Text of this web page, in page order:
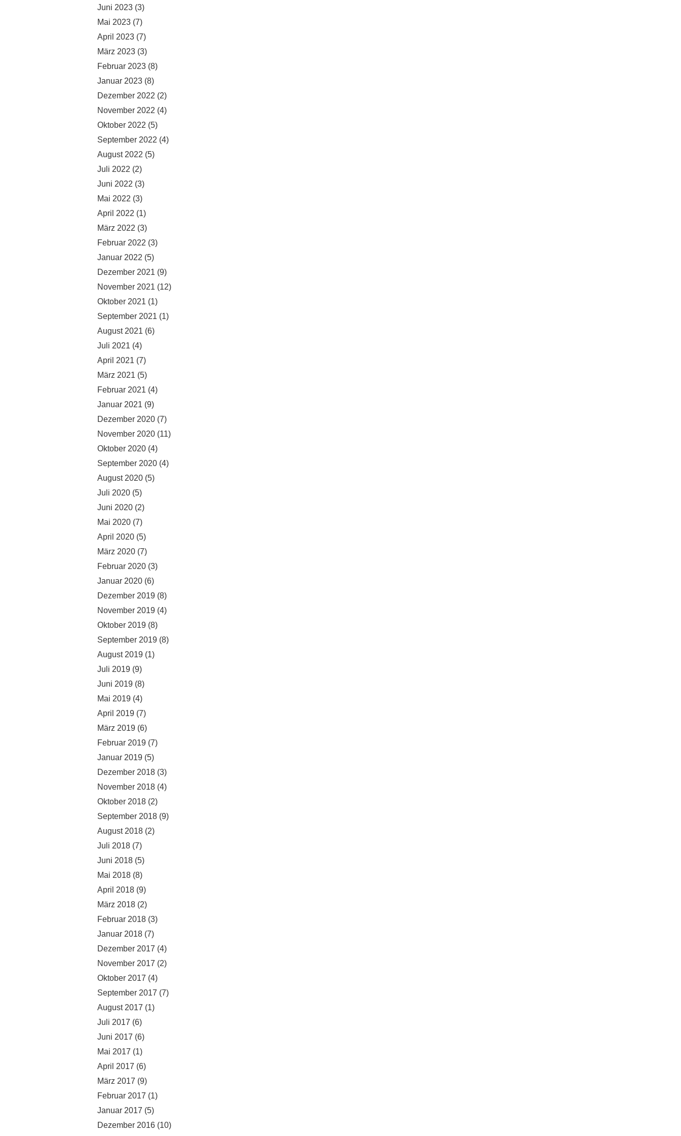
Juni 2023 (3)
Mai 2023 (7)
April 2023 (7)
März 2023 (3)
Februar 2023 (8)
Januar 2023 (8)
Dezember 2022 (2)
November 2022 (4)
Oktober 2022 (5)
September 2022 (4)
August 2022 (5)
Juli 2022 (2)
Juni 2022 (3)
Mai 2022 (3)
April 2022 (1)
März 2022 (3)
Februar 2022 (3)
Januar 2022 (5)
Dezember 2021 (9)
November 2021 (12)
Oktober 2021 (1)
September 2021 (1)
August 2021 (6)
Juli 2021 (4)
April 2021 (7)
März 2021 (5)
Februar 2021 (4)
Januar 2021 (9)
Dezember 2020 (7)
November 2020 (11)
Oktober 2020 (4)
September 2020 (4)
August 2020 (5)
Juli 2020 (5)
Juni 2020 (2)
Mai 2020 (7)
April 2020 (5)
März 2020 (7)
Februar 2020 (3)
Januar 2020 (6)
Dezember 2019 (8)
November 2019 (4)
Oktober 2019 (8)
September 2019 (8)
August 2019 (1)
Juli 2019 (9)
Juni 2019 (8)
Mai 2019 (4)
April 2019 (7)
März 2019 (6)
Februar 2019 (7)
Januar 2019 (5)
Dezember 2018 (3)
November 2018 (4)
Oktober 2018 (2)
September 2018 (9)
August 2018 (2)
Juli 2018 (7)
Juni 2018 (5)
Mai 2018 (8)
April 2018 (9)
März 2018 (2)
Februar 2018 (3)
Januar 2018 (7)
Dezember 2017 (4)
November 2017 (2)
Oktober 2017 (4)
September 2017 (7)
August 2017 (1)
Juli 2017 (6)
Juni 2017 (6)
Mai 2017 (1)
April 2017 (6)
März 2017 (9)
Februar 2017 (1)
Januar 2017 (5)
Dezember 2016 (10)